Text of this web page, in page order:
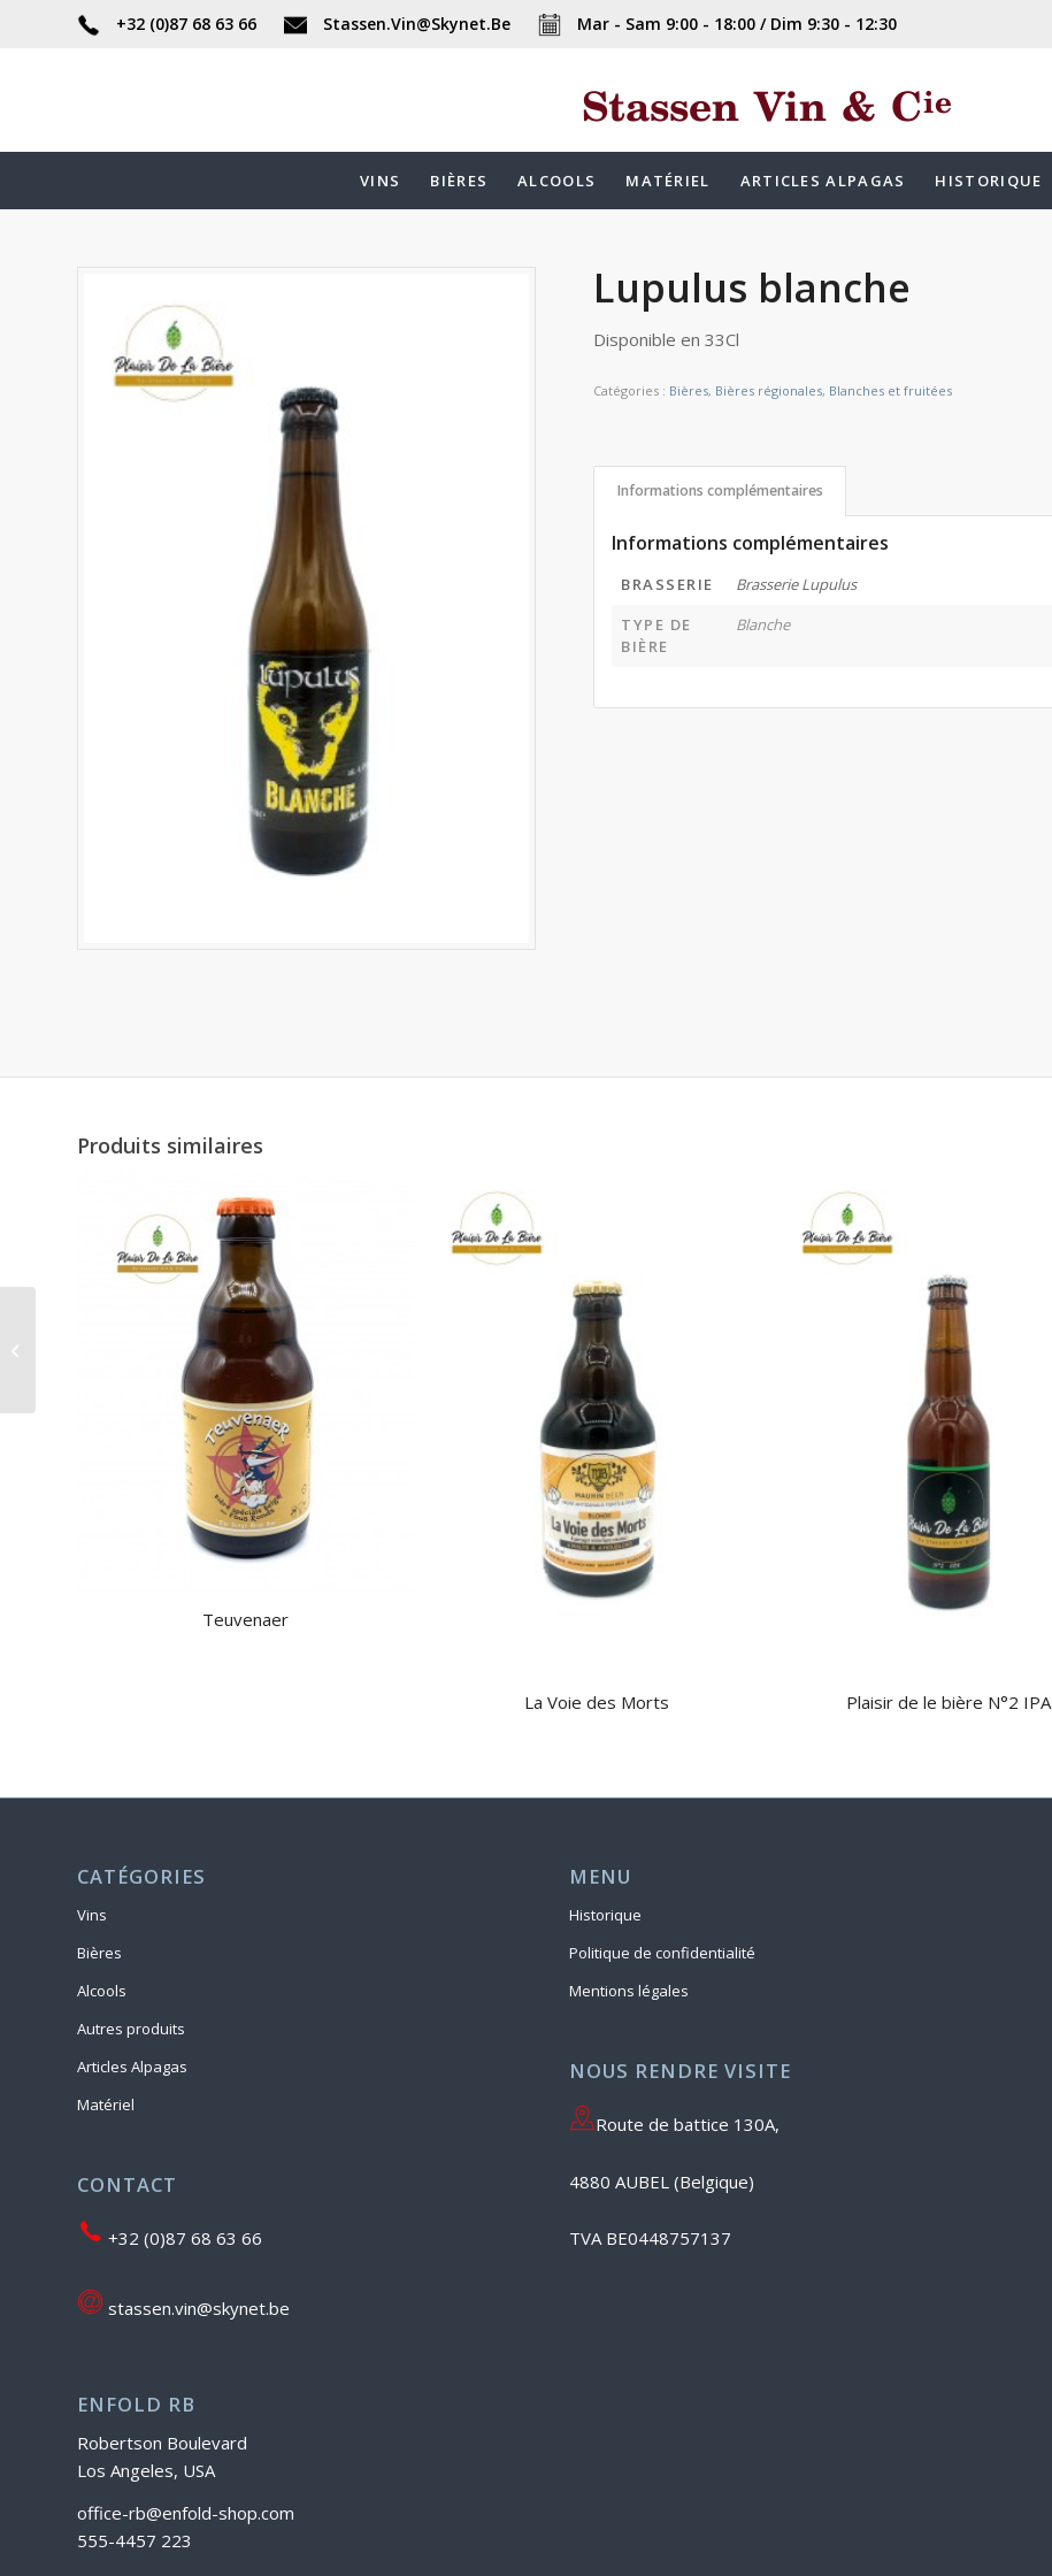
+32 (0)87 68 63 66 Stassen.Vin@Skynet.Be Mar - Sam 9:00 - 18:00 / Dim 9:30 - 12:30
VINS BIÈRES ALCOOLS MATÉRIEL ARTICLES ALPAGAS HISTORIQUE
Lupulus blanche
Disponible en 33Cl
Catégories : Bières, Bières régionales, Blanches et fruitées
Informations complémentaires
Informations complémentaires
BRASSERIE
Brasserie Lupulus
TYPE DE
BIÈRE
Blanche
Produits similaires
Teuvenaer
La Voie des Morts Plaisir de le bière N°2 IPA
CATÉGORIES
Vins
Bières
Alcools
Autres produits
Articles Alpagas
Matériel
CONTACT
+32 (0)87 68 63 66
stassen.vin@skynet.be
ENFOLD RB
Robertson Boulevard
Los Angeles, USA
office-rb@enfold-shop.com
555-4457 223
MENU
Historique
Politique de confidentialité
Mentions légales
NOUS RENDRE VISITE
Route de battice 130A,
4880 AUBEL (Belgique)
TVA BE0448757137